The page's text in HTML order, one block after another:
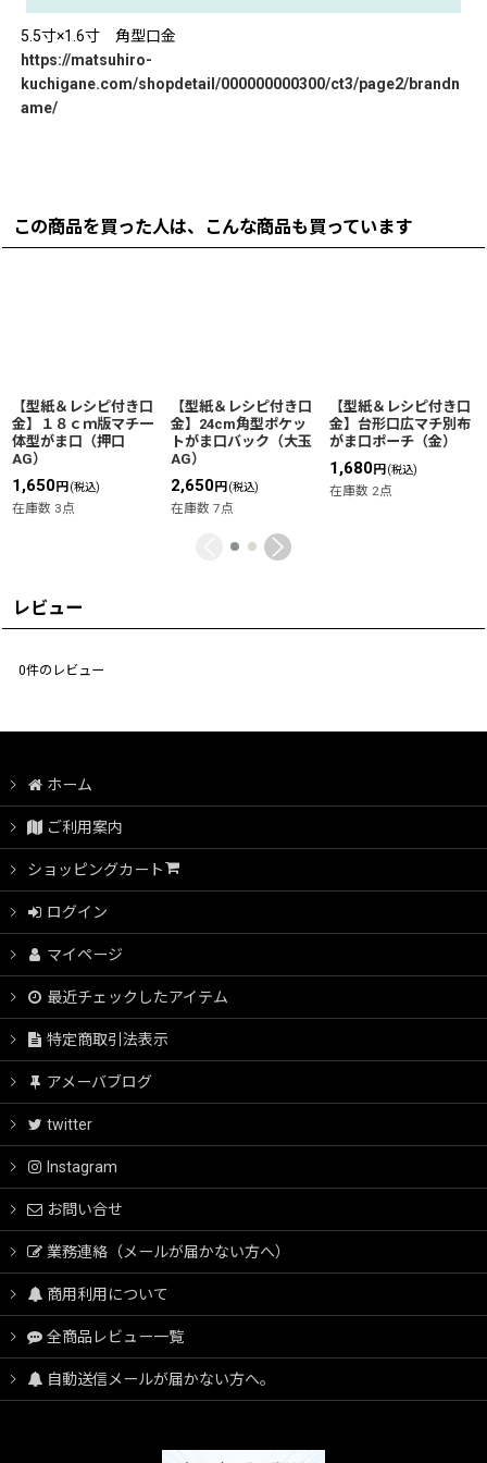
5.5寸×1.6寸 角型口金
https://matsuhiro-
kuchigane.com/shopdetail/000000000300/ct3/page2/brandn
ame/
この商品を買った人は、こんな商品も買っています
【型紙＆レシピ付き口
金】１８ｃｍ版マチ一
体型がま口（押口
AG）
1,650円(税込)
在庫数 3点
【型紙＆レシピ付き口
金】24cm角型ポケッ
トがま口バック（大玉
AG）
2,650円(税込)
在庫数 7点
【型紙＆レシピ付き口
金】台形口広マチ別布
がま口ポーチ（金）
1,680円(税込)
在庫数 2点
レビュー
0件のレビュー
ホーム
ご利用案内
ショッピングカート
ログイン
マイページ
最近チェックしたアイテム
特定商取引法表示
アメーバブログ
twitter
Instagram
お問い合せ
業務連絡（メールが届かない方へ）
商用利用について
全商品レビュー一覧
自動送信メールが届かない方へ。